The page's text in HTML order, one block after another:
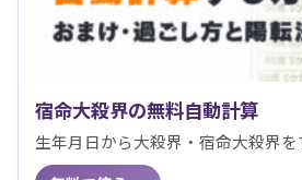
宿命大殺界の無料自動計算
生年月日から大殺界・宿命大殺界を